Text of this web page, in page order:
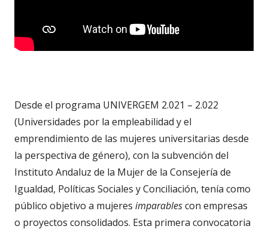
Desde el programa UNIVERGEM 2.021 – 2.022
(Universidades por la empleabilidad y el
emprendimiento de las mujeres universitarias desde
la perspectiva de género), con la subvención del
Instituto Andaluz de la Mujer de la Consejería de
Igualdad, Políticas Sociales y Conciliación, tenía como
público objetivo a mujeres imparablescon empresas
o proyectos consolidados. Esta primera convocatoria